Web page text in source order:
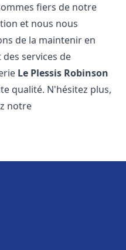
fiers de notre
et nous nous
de la maintenir en
services de
Le Plessis Robinson
qualité. N'hésitez plus,
notre